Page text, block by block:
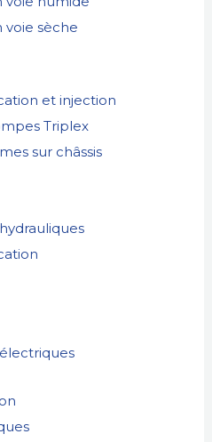
voie sèche
et injection
Triplex
sur châssis